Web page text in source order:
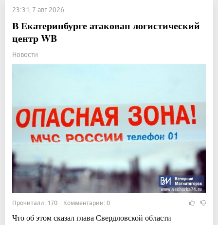
23:31, 7 авг 2026
В Екатеринбурге атакован логистический
центр WB
Новости
Прочитали: 170 Комментарии: 0
Что об этом сказал глава Свердловской области